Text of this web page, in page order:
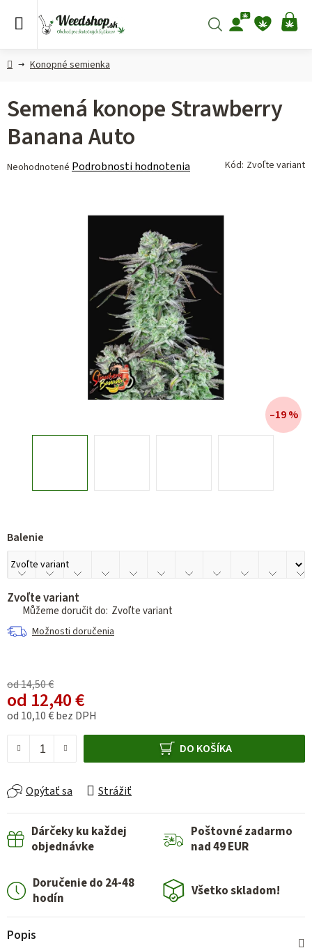
Hľadať
DomovKonopné semienka
Balenie
Zvoľte variant
Zvoľte variant
Možnosti doručenia
od 14,50 €
od 12,40 €
od 10,10 €bez DPH
DO KOŠÍKA
Opýtať sa Strážiť
Semená konope Strawberry
Banana Auto
Priemerné
Neohodnotené Podrobnosti hodnotenia Kód: Zvoľte variant
–19 %
Dárčeky ku každej
objednávke
Poštovné zadarmo
nad 49 EUR
Doručenie do 24-48
hodín
Všetko skladom!
Popis